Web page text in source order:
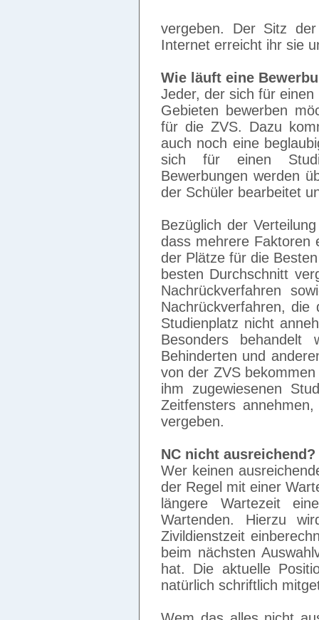
vergeben. Der Sitz
Internet erreicht ihr sie
Wie läuft eine
Jeder, der sich für
Gebieten bewerben
für die ZVS. Dazu
auch noch eine
sich für einen
Bewerbungen werden
der Schüler bearbeitet
Bezüglich der
dass mehrere Faktoren
der Plätze für die
besten Durchschnitt
Nachrückverfahren
Nachrückverfahren,
Studienplatz nicht
Besonders behandelt
Behinderten und
von der ZVS
ihm zugewiesenen
Zeitfensters
vergeben.
NC nicht ausreichend?
Wer keinen
der Regel mit einer
längere Wartezeit
Wartenden. Hierzu
Zivildienstzeit
beim nächsten
hat. Die aktuelle
natürlich schriftlich